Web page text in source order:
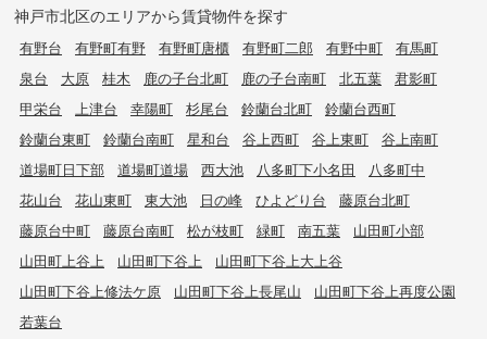
神戸市北区のエリアから賃貸物件を探す
有野台 有野町有野 有野町唐櫃 有野町二郎 有野中町
有馬町
泉台
大原 桂木 鹿の子台北町 鹿の子台南町 北五葉
君影町
甲栄台
上津台 幸陽町 杉尾台 鈴蘭台北町
鈴蘭台西町
鈴蘭台東町
鈴蘭台南町 星和台 谷上西町 谷上東町
谷上南町
道場町日下部
道場町道場 西大池 八多町下小名田
八多町中
花山台
花山東町 東大池 日の峰 ひよどり台
藤原台北町
藤原台中町
藤原台南町 松が枝町 緑町 南五葉
山田町小部
山田町上谷上
山田町下谷上
山田町下谷上大上谷
山田町下谷上修法ケ原
山田町下谷上長尾山
山田町下谷上再度公園
若葉台